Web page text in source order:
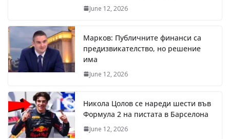
June 12, 2026
Марков: Публичните финанси са
предизвикателство, но решение
има
June 12, 2026
Никола Цолов се нареди шести във
Формула 2 на пистата в Барселона
June 12, 2026